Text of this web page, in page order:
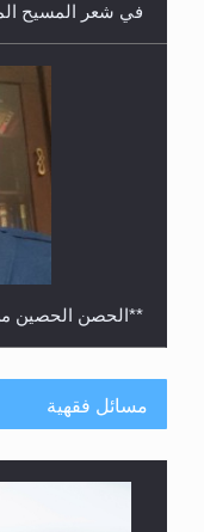
في شعر المسيح
**الحصن الحصين
مسائل فقهية